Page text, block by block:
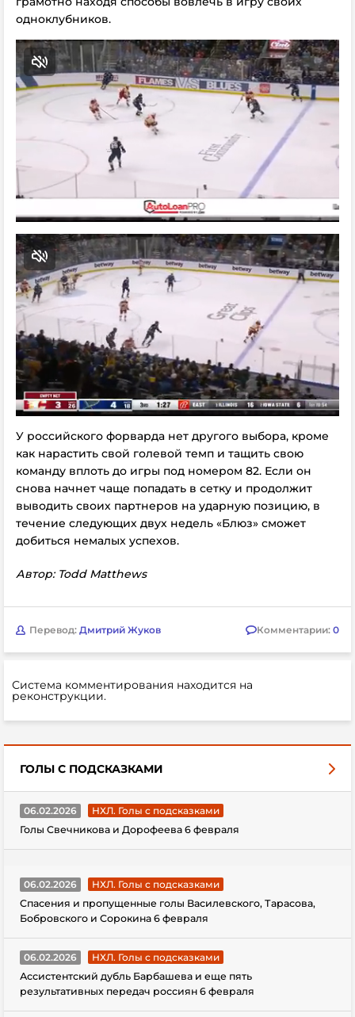
одноклубников.
У российского форварда нет другого выбора, кроме
как нарастить свой голевой темп и тащить свою
команду вплоть до игры под номером 82. Если он
снова начнет чаще попадать в сетку и продолжит
выводить своих партнеров на ударную позицию, в
течение следующих двух недель «Блюз» сможет
добиться немалых успехов.
Автор: Todd Matthews
Перевод: Дмитрий Жуков Комментарии: 0
Система комментирования находится на
реконструкции.
ГОЛЫ С ПОДСКАЗКАМИ
06.02.2026
НХЛ. Голы с подсказками
Голы Свечникова и Дорофеева 6 февраля
06.02.2026
НХЛ. Голы с подсказками
Спасения и пропущенные голы Василевского, Тарасова,
Бобровского и Сорокина 6 февраля
06.02.2026
НХЛ. Голы с подсказками
Ассистентский дубль Барбашева и еще пять
результативных передач россиян 6 февраля